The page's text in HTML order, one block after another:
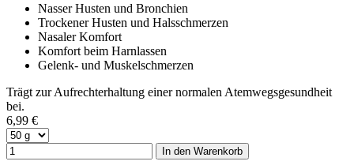
Nasser Husten und Bronchien
Trockener Husten und Halsschmerzen
Nasaler Komfort
Komfort beim Harnlassen
Gelenk- und Muskelschmerzen
Trägt zur Aufrechterhaltung einer normalen Atemwegsgesundheit
bei.
6,99 €
In den Warenkorb